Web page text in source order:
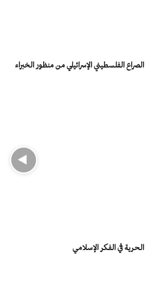
الصراع الفلسطيني الإسرائيلي من منظور الخبراء
الحرية في الفكر الإسلامي